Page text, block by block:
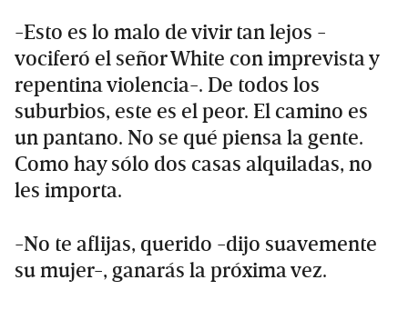
-Esto es lo malo de vivir tan lejos -
vociferó el señor White con imprevista y
repentina violencia-. De todos los
suburbios, este es el peor. El camino es
un pantano. No se qué piensa la gente.
Como hay sólo dos casas alquiladas, no
les importa.
-No te aflijas, querido -dijo suavemente
su mujer-, ganarás la próxima vez.